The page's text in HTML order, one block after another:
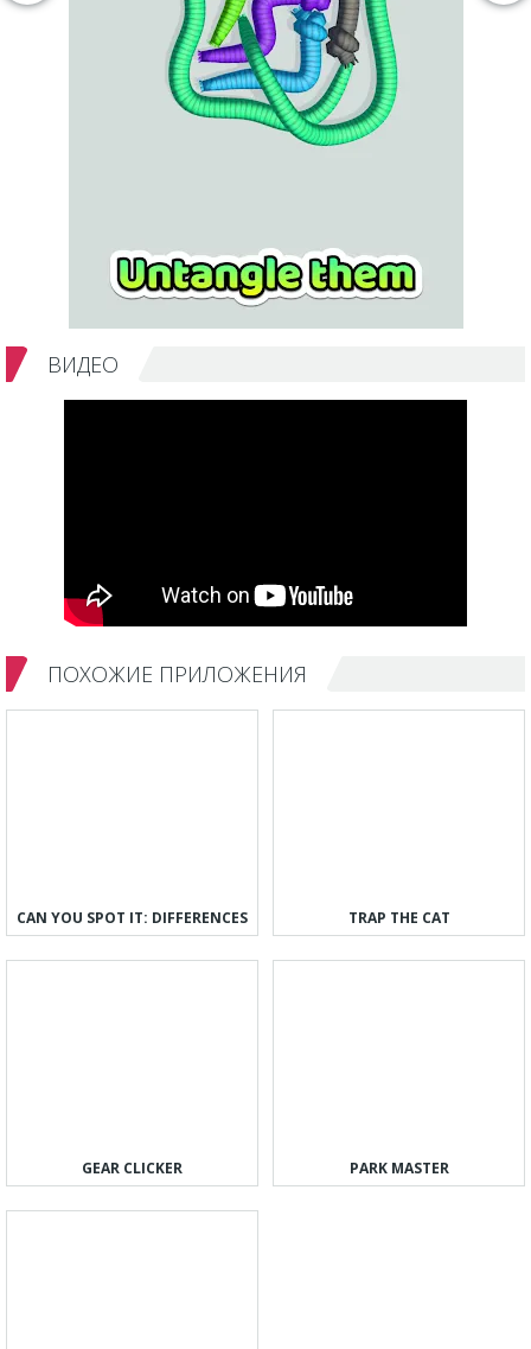
ВИДЕО
ПОХОЖИЕ ПРИЛОЖЕНИЯ
CAN YOU SPOT IT: DIFFERENCES TRAP THE CAT
GEAR CLICKER PARK MASTER